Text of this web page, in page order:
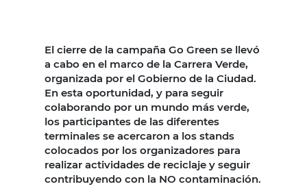
El cierre de la campaña Go Green se llevó
a cabo en el marco de la Carrera Verde,
organizada por el Gobierno de la Ciudad.
En esta oportunidad, y para seguir
colaborando por un mundo más verde,
los participantes de las diferentes
terminales se acercaron a los stands
colocados por los organizadores para
realizar actividades de reciclaje y seguir
contribuyendo con la NO contaminación.